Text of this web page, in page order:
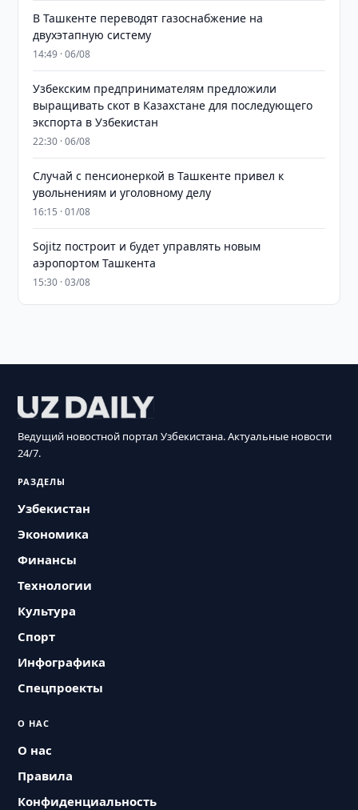
В Ташкенте переводят газоснабжение на
двухэтапную систему
14:49 · 06/08
Узбекским предпринимателям предложили
выращивать скот в Казахстане для последующего
экспорта в Узбекистан
22:30 · 06/08
Случай с пенсионеркой в Ташкенте привел к
увольнениям и уголовному делу
16:15 · 01/08
Sojitz построит и будет управлять новым
аэропортом Ташкента
15:30 · 03/08
Ведущий новостной портал Узбекистана. Актуальные новости
24/7.
РАЗДЕЛЫ
Узбекистан
Экономика
Финансы
Технологии
Культура
Спорт
Инфографика
Спецпроекты
О НАС
О нас
Правила
Конфиденциальность